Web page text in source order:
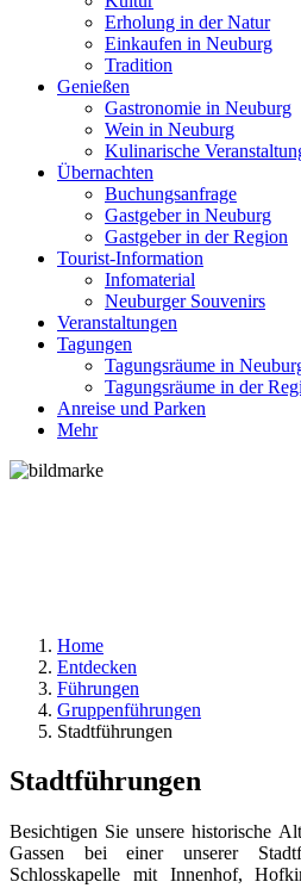
Erholung in der Natur
Einkaufen in Neuburg
Tradition
Genießen
Gastronomie in Neuburg
Wein in Neuburg
Kulinarische
Übernachten
Buchungsanfrage
Gastgeber in Neuburg
Gastgeber in der Region
Tourist-Information
Infomaterial
Neuburger Souvenirs
Veranstaltungen
Tagungen
Tagungsräume in
Tagungsräume in der
Anreise und Parken
Mehr
Home
Entdecken
Führungen
Gruppenführungen
Stadtführungen
Stadtführungen
Besichtigen Sie unsere historische
Gassen bei einer unserer
Schlosskapelle mit Innenhof,